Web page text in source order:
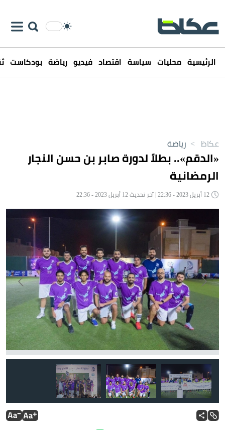
الرئيسية محليات سياسة اقتصاد فيديو رياضة بودكاست
عكاظ > رياضة
«الدقم».. بطلاً لدورة صابر بن حسن النجار
الرمضانية